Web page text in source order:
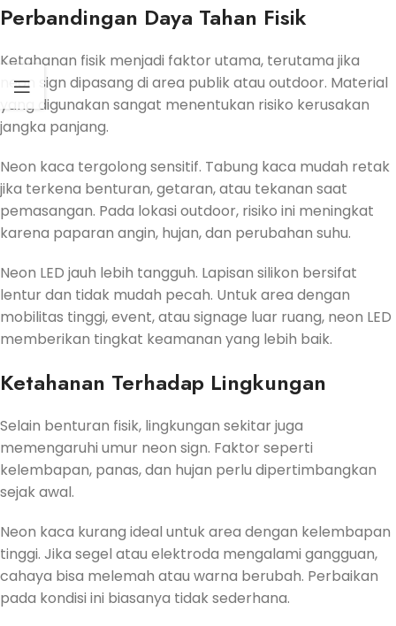
Perbandingan Daya Tahan Fisik
Ketahanan fisik menjadi faktor utama, terutama jika
neon sign dipasang di area publik atau outdoor. Material
yang digunakan sangat menentukan risiko kerusakan
jangka panjang.
Neon kaca tergolong sensitif. Tabung kaca mudah retak
jika terkena benturan, getaran, atau tekanan saat
pemasangan. Pada lokasi outdoor, risiko ini meningkat
karena paparan angin, hujan, dan perubahan suhu.
Neon LED jauh lebih tangguh. Lapisan silikon bersifat
lentur dan tidak mudah pecah. Untuk area dengan
mobilitas tinggi, event, atau signage luar ruang, neon LED
memberikan tingkat keamanan yang lebih baik.
Ketahanan Terhadap Lingkungan
Selain benturan fisik, lingkungan sekitar juga
memengaruhi umur neon sign. Faktor seperti
kelembapan, panas, dan hujan perlu dipertimbangkan
sejak awal.
Neon kaca kurang ideal untuk area dengan kelembapan
tinggi. Jika segel atau elektroda mengalami gangguan,
cahaya bisa melemah atau warna berubah. Perbaikan
pada kondisi ini biasanya tidak sederhana.